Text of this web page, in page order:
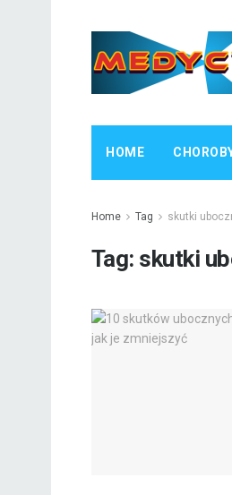
HOME
Home Tag skutki
Tag: skutki